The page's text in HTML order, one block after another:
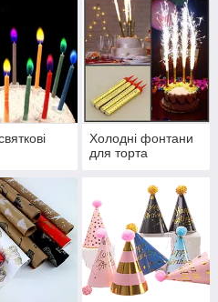
Холодні фонтани
для торта